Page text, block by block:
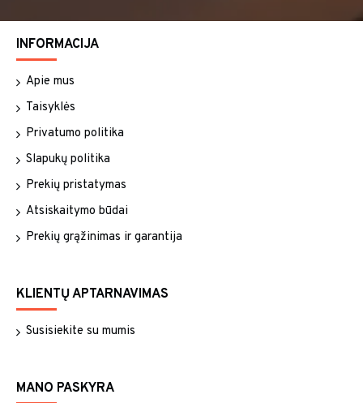
INFORMACIJA
Apie mus
Taisyklės
Privatumo politika
Slapukų politika
Prekių pristatymas
Atsiskaitymo būdai
Prekių grąžinimas ir garantija
KLIENTŲ APTARNAVIMAS
Susisiekite su mumis
MANO PASKYRA